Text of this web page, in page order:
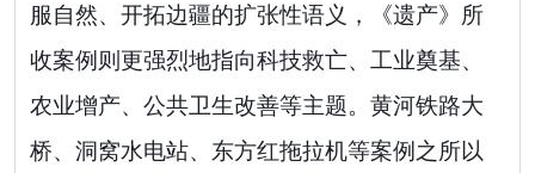
服自然、开拓边疆的扩张性语义，《遗产》所
收案例则更强烈地指向科技救亡、工业奠基、
农业增产、公共卫生改善等主题。黄河铁路大
桥、洞窝水电站、东方红拖拉机等案例之所以